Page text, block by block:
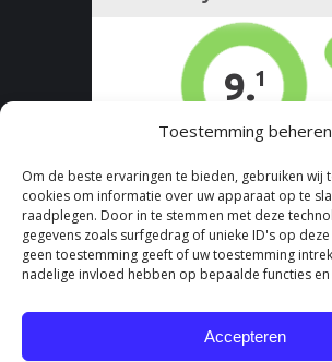
Toestemming beheren
Om de beste ervaringen te bieden, gebruiken wij
cookies om informatie over uw apparaat op te
raadplegen. Door in te stemmen met deze
gegevens zoals surfgedrag of unieke ID's op
geen toestemming geeft of uw toestemming
nadelige invloed hebben op bepaalde functies
Accepteren